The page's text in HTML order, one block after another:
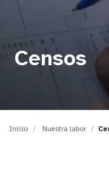
i Censos
Inicio Nuestra labor